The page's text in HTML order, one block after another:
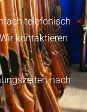
telefonisch
Wir kontaktieren
nach